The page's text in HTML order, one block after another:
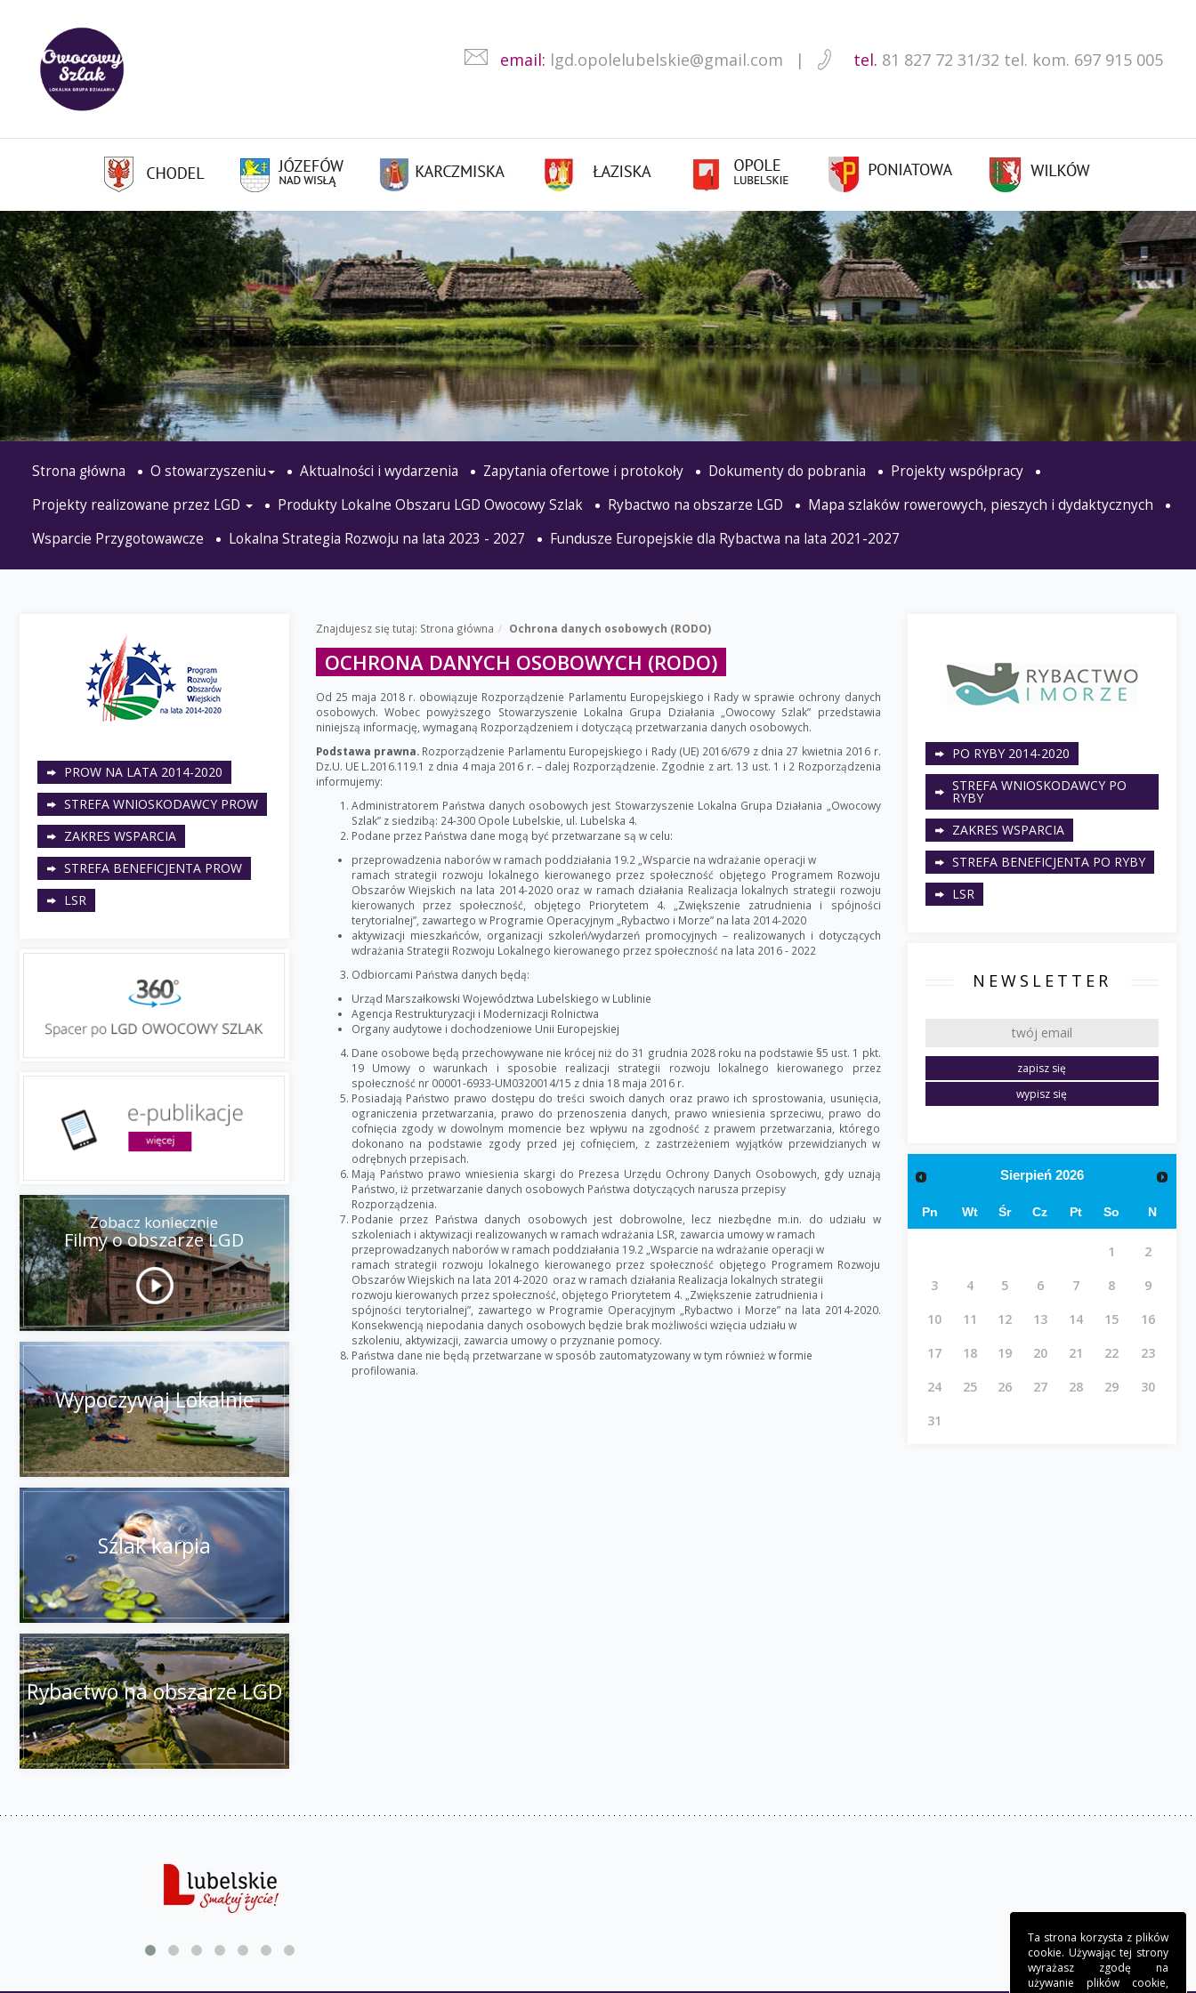
email: lgd.opolelubelskie@gmail.com tel. 81 827 72 31/32 tel. kom. 697 915 005
Strona główna O stowarzyszeniu Aktualności i wydarzenia Zapytania ofertowe i protokoły Dokumenty do pobrania
Projekty współpracy
Projekty realizowane przez LGD
Produkty Lokalne Obszaru LGD Owocowy Szlak Rybactwo na obszarze LGD
Mapa szlaków rowerowych, pieszych i dydaktycznych
Wsparcie Przygotowawcze
Lokalna Strategia Rozwoju na lata 2023 - 2027 Fundusze Europejskie dla Rybactwa na lata 2021-2027
PROW NA LATA 2014-2020
STREFA WNIOSKODAWCY PROW
ZAKRES WSPARCIA
STREFA BENEFICJENTA PROW
LSR
Zobacz koniecznie
Filmy o obszarze LGD
Wypoczywaj Lokalnie
Szlak karpia
Rybactwo na obszarze LGD
Znajdujesz się tutaj: Strona główna Ochrona danych osobowych (RODO)
OCHRONA DANYCH OSOBOWYCH (RODO)
Od 25 maja 2018 r. obowiązuje Rozporządzenie Parlamentu Europejskiego i Rady w sprawie ochrony danych
osobowych. Wobec powyższego Stowarzyszenie Lokalna Grupa Działania „Owocowy Szlak” przedstawia
niniejszą informację, wymaganą Rozporządzeniem i dotyczącą przetwarzania danych osobowych.
Podstawa prawna.Rozporządzenie Parlamentu Europejskiego i Rady (UE) 2016/679 z dnia 27 kwietnia 2016 r.
Dz.U. UE L.2016.119.1 z dnia 4 maja 2016 r. – dalej Rozporządzenie. Zgodnie z art. 13 ust. 1 i 2 Rozporządzenia
informujemy:
Administratorem Państwa danych osobowych jest Stowarzyszenie Lokalna Grupa Działania „Owocowy
Szlak” z siedzibą: 24-300 Opole Lubelskie, ul. Lubelska 4.
Podane przez Państwa dane mogą być przetwarzane są w celu:
przeprowadzenia naborów w ramach poddziałania 19.2 „Wsparcie na wdrażanie operacji w
ramach strategii rozwoju lokalnego kierowanego przez społeczność objętego Programem Rozwoju
Obszarów Wiejskich na lata 2014-2020 oraz w ramach działania Realizacja lokalnych strategii rozwoju
kierowanych przez społeczność, objętego Priorytetem 4. „Zwiększenie zatrudnienia i spójności
terytorialnej”, zawartego w Programie Operacyjnym „Rybactwo i Morze” na lata 2014-2020
aktywizacji mieszkańców, organizacji szkoleń/wydarzeń promocyjnych – realizowanych i dotyczących
wdrażania Strategii Rozwoju Lokalnego kierowanego przez społeczność na lata 2016 - 2022
Odbiorcami Państwa danych będą:
Urząd Marszałkowski Województwa Lubelskiego w Lublinie
Agencja Restrukturyzacji i Modernizacji Rolnictwa
Organy audytowe i dochodzeniowe Unii Europejskiej
Dane osobowe będą przechowywane nie krócej niż do 31 grudnia 2028 roku na podstawie §5 ust. 1 pkt.
19 Umowy o warunkach i sposobie realizacji strategii rozwoju lokalnego kierowanego przez
społeczność nr 00001-6933-UM0320014/15 z dnia 18 maja 2016 r.
Posiadają Państwo prawo dostępu do treści swoich danych oraz prawo ich sprostowania, usunięcia,
ograniczenia przetwarzania, prawo do przenoszenia danych, prawo wniesienia sprzeciwu, prawo do
cofnięcia zgody w dowolnym momencie bez wpływu na zgodność z prawem przetwarzania, którego
dokonano na podstawie zgody przed jej cofnięciem, z zastrzeżeniem wyjątków przewidzianych w
odrębnych przepisach.
Mają Państwo prawo wniesienia skargi do Prezesa Urzędu Ochrony Danych Osobowych, gdy uznają
Państwo, iż przetwarzanie danych osobowych Państwa dotyczących narusza przepisy
Rozporządzenia.
Podanie przez Państwa danych osobowych jest dobrowolne, lecz niezbędne m.in. do udziału w
szkoleniach i aktywizacji realizowanych w ramach wdrażania LSR, zawarcia umowy w ramach
przeprowadzanych naborów w ramach poddziałania 19.2 „Wsparcie na wdrażanie operacji w
ramach strategii rozwoju lokalnego kierowanego przez społeczność objętego Programem Rozwoju
Obszarów Wiejskich na lata 2014-2020 oraz w ramach działania Realizacja lokalnych strategii
rozwoju kierowanych przez społeczność, objętego Priorytetem 4. „Zwiększenie zatrudnienia i
spójności terytorialnej”, zawartego w Programie Operacyjnym „Rybactwo i Morze” na lata 2014-2020.
Konsekwencją niepodania danych osobowych będzie brak możliwości wzięcia udziału w
szkoleniu, aktywizacji, zawarcia umowy o przyznanie pomocy.
Państwa dane nie będą przetwarzane w sposób zautomatyzowany w tym również w formie
profilowania.
PO RYBY 2014-2020
STREFA WNIOSKODAWCY PO
RYBY
ZAKRES WSPARCIA
STREFA BENEFICJENTA PO RYBY
LSR
NEWSLETTER
Sierpień 2026
Pn Wt Śr Cz Pt So N
1
2
3
4 5 6 7 8
9
10
11 12 13 14 15
16
17
18 19 20 21 22
23
24
25 26 27 28 29
30
31
Ta strona korzysta z plików
cookie. Używając tej strony
wyrażasz zgodę na
używanie plików cookie,